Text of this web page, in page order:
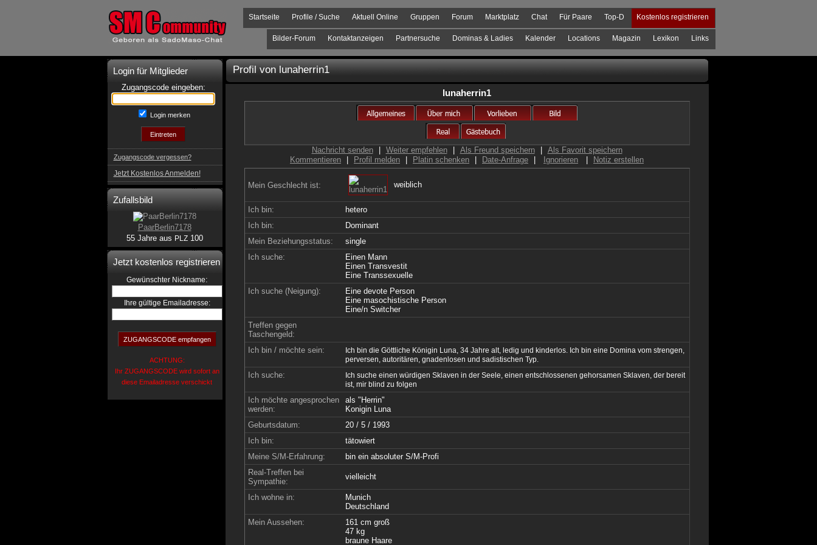
Kostenlos registrieren
Top-D
Für Paare
Chat
Marktplatz
Forum
Gruppen
Aktuell Online
Profile / Suche
Startseite
Links
Lexikon
Magazin
Locations
Kalender
Dominas & Ladies
Partnersuche
Kontaktanzeigen
Bilder-Forum
Login für Mitglieder
Zugangscode eingeben:
Login merken
Zugangscode vergessen?
Jetzt Kostenlos Anmelden!
Zufallsbild
PaarBerlin7178
55 Jahre aus PLZ100
Jetzt kostenlos registrieren
Gewünschter Nickname:
Ihre gültige Emailadresse:
ACHTUNG:
Ihr ZUGANGSCODE wird sofort an
diese Emailadresse verschickt
Profil vonlunaherrin1
lunaherrin1
Nachricht senden Weiter empfehlen Als Freund speichern
Als Favorit speichern
Kommentieren
Profil melden Platin schenken Date-Anfrage Ignorieren Notiz erstellen
Mein Geschlecht ist: weiblich
Ich bin:
hetero
Ich bin:
Dominant
Mein Beziehungsstatus:
single
Ich suche:
Einen Mann
Einen Transvestit
Eine Transsexuelle
Ich suche (Neigung):
Eine devote Person
Eine masochistische Person
Eine/n Switcher
Treffen gegen
Taschengeld:
Ich bin / möchte sein:
Ich bin die Göttliche Königin Luna, 34 Jahre alt, ledig und kinderlos. Ich bin eine Domina vom strengen,
perversen, autoritären, gnadenlosen und sadistischen Typ.
Ich suche:
Ich suche einen würdigen Sklaven in der Seele, einen entschlossenen gehorsamen Sklaven, der bereit
ist, mir blind zu folgen
Ich möchte angesprochen
werden:
als "Herrin"
Konigin Luna
Geburtsdatum:
20 / 5 / 1993
Ich bin:
tätowiert
Meine S/M-Erfahrung:
bin ein absoluter S/M-Profi
Real-Treffen bei
Sympathie:
vielleicht
Ich wohne in:
Munich
Deutschland
Mein Aussehen:
161 cm groß
47 kg
braune Haare